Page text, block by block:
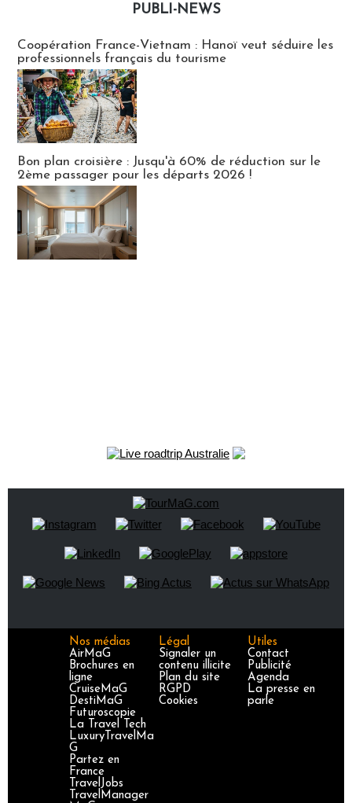
PUBLI-NEWS
Coopération France-Vietnam : Hanoï veut séduire les
professionnels français du tourisme
Bon plan croisière : Jusqu'à 60% de réduction sur le
2ème passager pour les départs 2026 !
Nos médias
AirMaG
Brochures en
ligne
CruiseMaG
DestiMaG
Futuroscopie
La Travel Tech
LuxuryTravelMa
G
Partez en
France
TravelJobs
TravelManager
Légal
Signaler un
contenu illicite
Plan du site
RGPD
Cookies
Utiles
Contact
Publicité
Agenda
La presse en
parle